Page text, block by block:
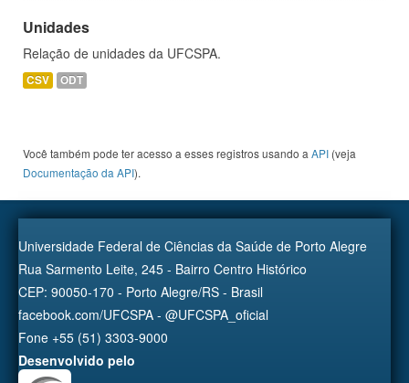
Unidades
Relação de unidades da UFCSPA.
CSV ODT
Você também pode ter acesso a esses registros usando a API (veja
Documentação da API).
Universidade Federal de Ciências da Saúde de Porto Alegre
Rua Sarmento Leite, 245 - Bairro Centro Histórico
CEP: 90050-170 - Porto Alegre/RS - Brasil
facebook.com/UFCSPA - @UFCSPA_oficial
Fone +55 (51) 3303-9000
Desenvolvido pelo